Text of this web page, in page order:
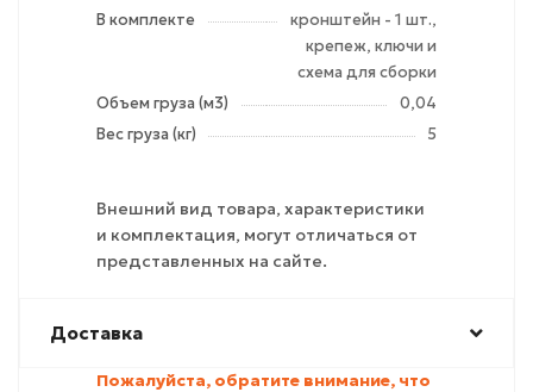
В комплекте
кронштейн - 1 шт.,
крепеж, ключи и
схема для сборки
Объем груза (м3)
0,04
Вес груза (кг)
5
Внешний вид товара, характеристики
и комплектация, могут отличаться от
представленных на сайте.
Доставка
Пожалуйста, обратите внимание, что